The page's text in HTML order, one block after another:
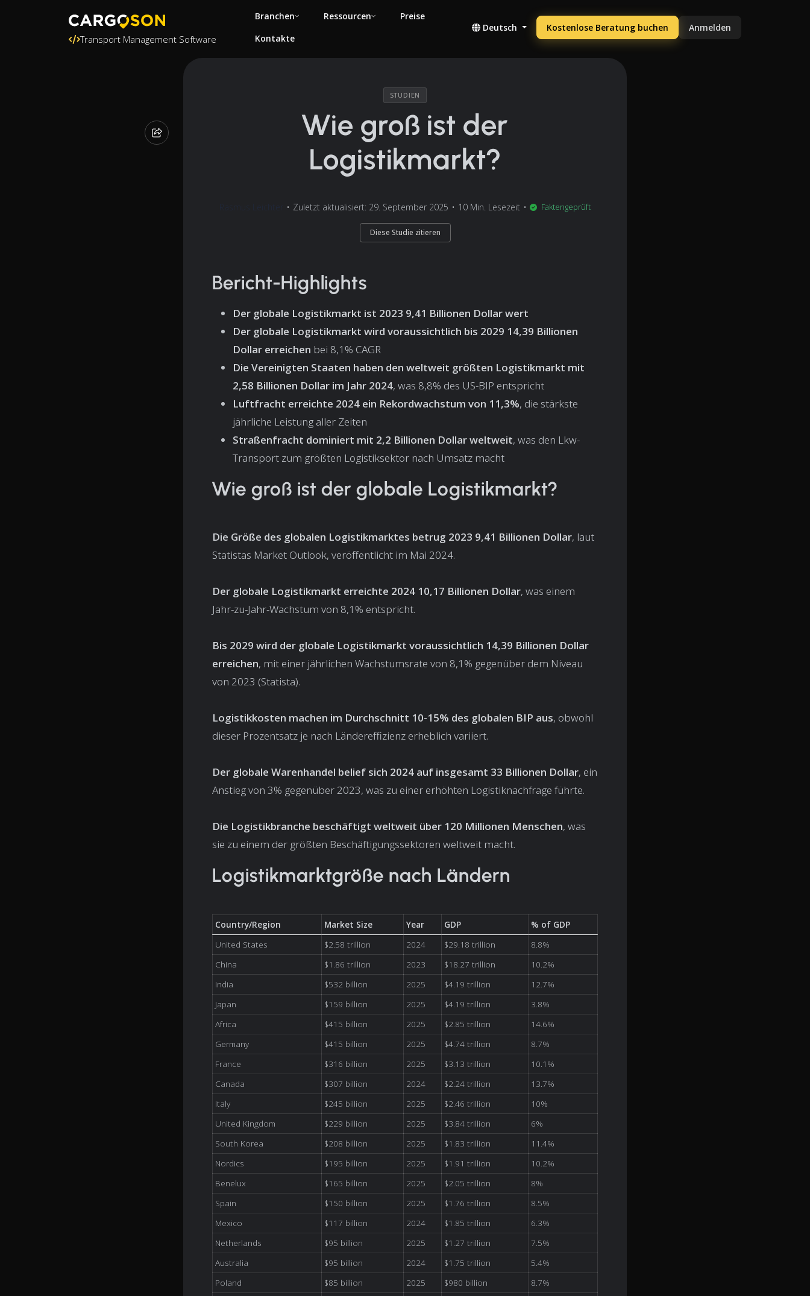
Transport Management Software
Branchen Ressourcen
Preise
Kontakte
Deutsch Kostenlose Beratung buchen Anmelden
STUDIEN
Wie groß ist der
Logistikmarkt?
• Zuletzt aktualisiert: 29. September 2025 • 10 Min. Lesezeit • Faktengeprüft
Diese Studie zitieren
Bericht-Highlights
Der globale Logistikmarkt ist 2023 9,41 Billionen Dollar wert
Der globale Logistikmarkt wird voraussichtlich bis 2029 14,39 Billionen
Dollar erreichen bei 8,1% CAGR
Die Vereinigten Staaten haben den weltweit größten Logistikmarkt mit
2,58 Billionen Dollar im Jahr 2024, was 8,8% des US-BIP entspricht
Luftfracht erreichte 2024 ein Rekordwachstum von 11,3%, die stärkste
jährliche Leistung aller Zeiten
Straßenfracht dominiert mit 2,2 Billionen Dollar weltweit, was den Lkw-
Transport zum größten Logistiksektor nach Umsatz macht
Wie groß ist der globale Logistikmarkt?
Die Größe des globalen Logistikmarktes betrug 2023 9,41 Billionen Dollar, laut
Statistas Market Outlook, veröffentlicht im Mai 2024.
Der globale Logistikmarkt erreichte 2024 10,17 Billionen Dollar, was einem
Jahr-zu-Jahr-Wachstum von 8,1% entspricht.
Bis 2029 wird der globale Logistikmarkt voraussichtlich 14,39 Billionen Dollar
erreichen, mit einer jährlichen Wachstumsrate von 8,1% gegenüber dem Niveau
von 2023 (Statista).
Logistikkosten machen im Durchschnitt 10-15% des globalen BIP aus, obwohl
dieser Prozentsatz je nach Ländereffizienz erheblich variiert.
Der globale Warenhandel belief sich 2024 auf insgesamt 33 Billionen Dollar, ein
Anstieg von 3% gegenüber 2023, was zu einer erhöhten Logistiknachfrage führte.
Die Logistikbranche beschäftigt weltweit über 120 Millionen Menschen, was
sie zu einem der größten Beschäftigungssektoren weltweit macht.
Logistikmarktgröße nach Ländern
Country/Region Market Size Year GDP
% of GDP
United States
$2.58 trillion 2024 $29.18 trillion
8.8%
China
$1.86 trillion 2023 $18.27 trillion
10.2%
India
$532 billion 2025 $4.19 trillion
12.7%
Japan
$159 billion 2025 $4.19 trillion
3.8%
Africa
$415 billion 2025 $2.85 trillion
14.6%
Germany
$415 billion 2025 $4.74 trillion
8.7%
France
$316 billion 2025 $3.13 trillion
10.1%
Canada
$307 billion 2024 $2.24 trillion
13.7%
Italy
$245 billion 2025 $2.46 trillion
10%
United Kingdom
$229 billion 2025 $3.84 trillion
6%
South Korea
$208 billion 2025 $1.83 trillion
11.4%
Nordics
$195 billion 2025 $1.91 trillion
10.2%
Benelux
$165 billion 2025 $2.05 trillion
8%
Spain
$150 billion 2025 $1.76 trillion
8.5%
Mexico
$117 billion 2024 $1.85 trillion
6.3%
Netherlands
$95 billion 2025 $1.27 trillion
7.5%
Australia
$95 billion 2024 $1.75 trillion
5.4%
Poland
$85 billion 2025 $980 billion
8.7%